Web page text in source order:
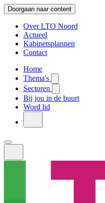
Doorgaan naar content
Over LTO Noord
Actueel
Kabinetsplannen
Contact
Home
Thema's
Sectoren
Bij jou in de buurt
Word lid